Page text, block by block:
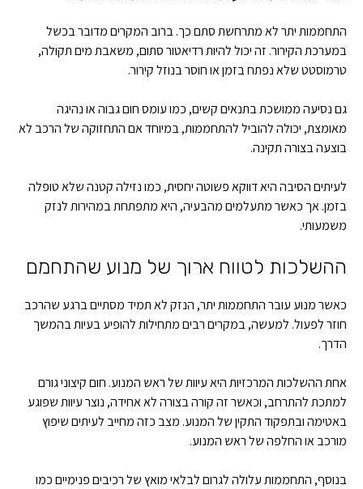
התחממות יתר לא מתרחשת סתם כך. ברוב המקרים מדובר בכשל
במערכת הקירור. זה יכול להיות רדיאטור סתום, משאבת מים תקולה,
טרמוסטט שלא נפתח בזמן או חוסר בנוזל קירור.
גם נסיעה ממושכת בתנאים קשים, כמו עומס חום גבוה או נהיגה
מאומצת, יכולה להוביל להתחממות, במיוחד אם התחזוקה של הרכב לא
בוצעה בצורה תקינה.
לעיתים הסיבה היא דווקא פשוטה יחסית, כמו נזילה קטנה שלא טופלה
בזמן. אך כאשר מתעלמים מהבעיה, היא מתפתחת במהירות לנזק
משמעותי.
ההשלכות לטווח ארוך של מנוע שהתחמם
כאשר מנוע עובר התחממות יתר, הנזק לא תמיד מסתיים ברגע שהרכב
חוזר לפעול. למעשה, במקרים רבים מתחילות להופיע בעיות בהמשך
הדרך.
אחת ההשלכות המרכזיות היא עיוות של ראש המנוע. חום קיצוני גורם
למתכת להתרחב, וכאשר זה קורה בצורה לא אחידה, נוצר עיוות שפוגע
באטימה ובתפקוד התקין של המנוע. מצב כזה מחייב לעיתים שיפוץ
מורכב או החלפה של ראש המנוע.
בנוסף, התחממות עלולה לגרום לבלאי מואץ של רכיבים פנימיים כמו